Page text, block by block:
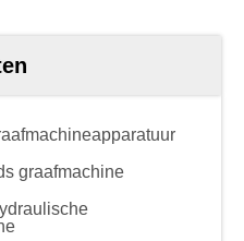
graafmachine